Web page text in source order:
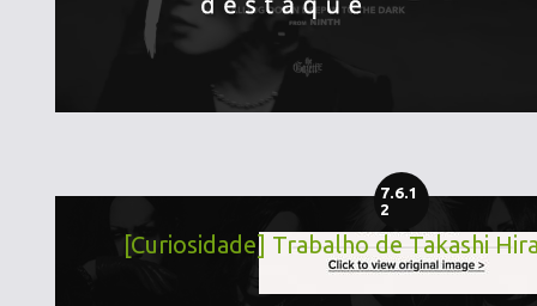
7.6.1
2
[Curiosidade] Trabalho de Takashi